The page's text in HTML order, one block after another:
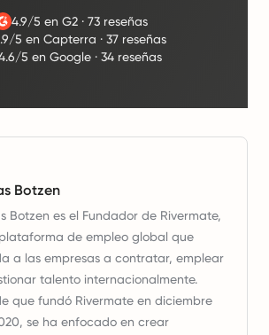
4.9/5 en G2 ·73 reseñas
5 en Capterra ·37 reseñas
5 en Google· 34 reseñas
Botzen
Botzen es el Fundador de Rivermate,
de empleo global que
a las empresas a contratar, emplear
talento internacionalmente.
que fundó Rivermate en diciembre
se ha enfocado en crear